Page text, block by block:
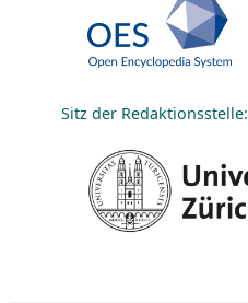
Sitz der Redaktionsstelle: